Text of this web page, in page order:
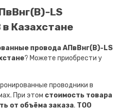
LS
Казахстане
провода АПвВнг(B)-LS
? Можете приобрести у
проводники в
При этом стоимость товара
от объёма заказа. ТОО